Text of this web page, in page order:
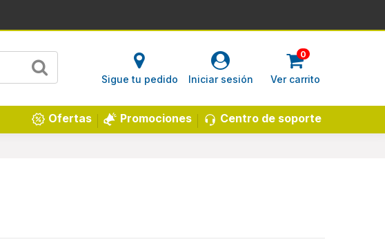
Sigue tu pedido Iniciar sesión
0
Ver carrito
Centro de soporte
Promociones
Ofertas